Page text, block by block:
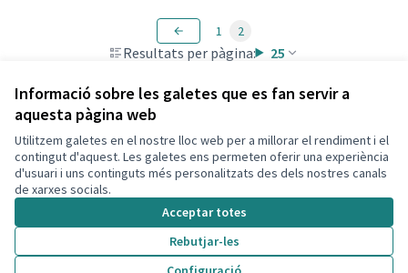
Informació sobre les galetes que es fan servir a
aquesta pàgina web
Utilitzem galetes en el nostre lloc web per a millorar el rendiment i el
contingut d'aquest. Les galetes ens permeten oferir una experiència
d'usuari i uns continguts més personalitzats des dels nostres canals
de xarxes socials.
Acceptar totes
Rebutjar-les
Resultats per pàgina: 25
1 2
Termes i condicions d'ús
Configuració de les galetes
Decidim Calafell a X
(Enllaç extern)
Decidim Calafell a Facebook
Decidim Calafell a YouTube
Decidim Calafell a GitHub
(Enllaç extern)
Amb
(Enllaç